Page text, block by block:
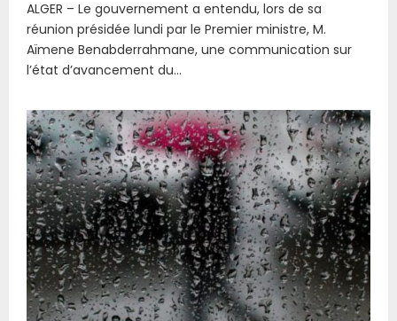
ALGER – Le gouvernement a entendu, lors de sa
réunion présidée lundi par le Premier ministre, M.
Aïmene Benabderrahmane, une communication sur
l’état d’avancement du...